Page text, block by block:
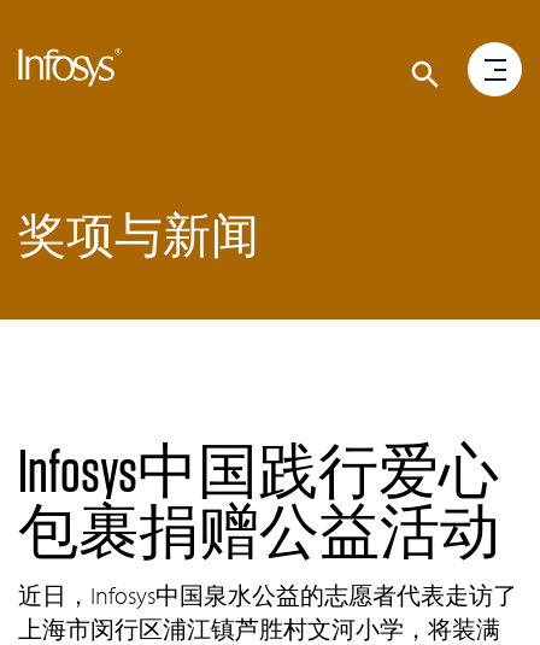
奖项与新闻
Infosys中国践行爱心
包裹捐赠公益活动
近日，Infosys中国泉水公益的志愿者代表走访了
上海市闵行区浦江镇芦胜村文河小学，将装满